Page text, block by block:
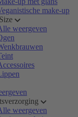
make-up
weergeven
weergeven